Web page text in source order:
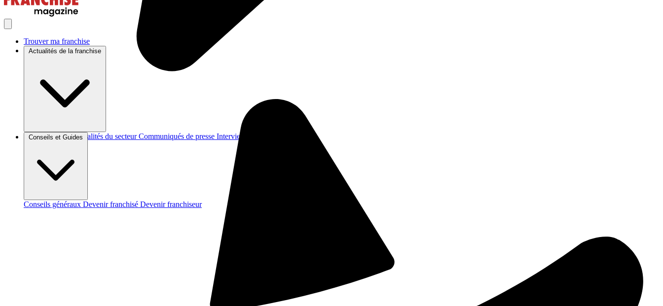
Trouver ma franchise
Actualités de la franchise
Brèves et actus Actualités du secteur Communiqués de presse Interviews
Conseils et Guides
Conseils généraux Devenir franchisé Devenir franchiseur